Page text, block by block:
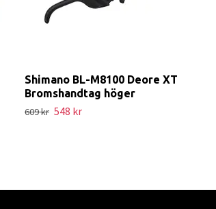
Shimano BL-M8100 Deore XT
Bromshandtag höger
609 kr 548 kr